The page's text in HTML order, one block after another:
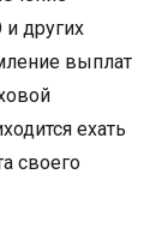
других
выплат
ехать
своего